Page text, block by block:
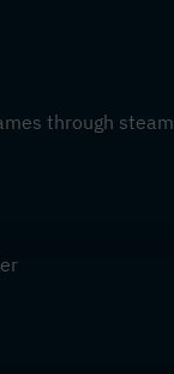
through steam